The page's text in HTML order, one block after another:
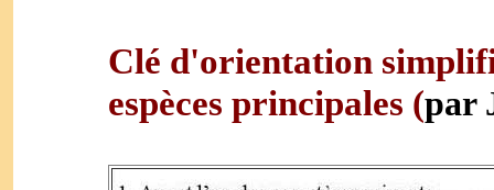
Clé d'orientation
espèces principales (par